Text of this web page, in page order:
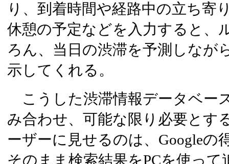
り、到着時間や経路中の立ち寄
休憩の予定などを入力すると、
ろん、当日の渋滞を予測しなが
示してくれる。
こうした渋滞情報データベー
み合わせ、可能な限り必要とす
ーザーに見せるのは、Googleの
そのまま検索結果をPCを使っ